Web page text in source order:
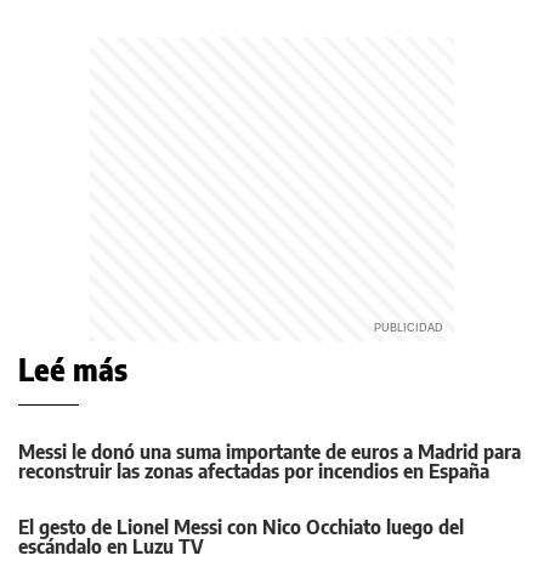
Leé más
Messi le donó una suma importante de euros a Madrid para
reconstruir las zonas afectadas por incendios en España
El gesto de Lionel Messi con Nico Occhiato luego del
escándalo en Luzu TV